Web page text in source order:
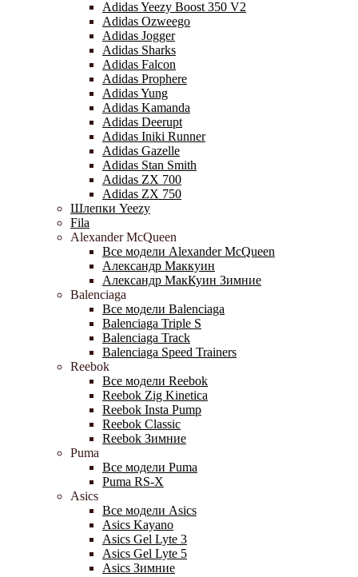
Adidas Yeezy Boost 350 V2
Adidas Ozweego
Adidas Jogger
Adidas Sharks
Adidas Falcon
Adidas Prophere
Adidas Yung
Adidas Kamanda
Adidas Deerupt
Adidas Iniki Runner
Adidas Gazelle
Adidas Stan Smith
Adidas ZX 700
Adidas ZX 750
Шлепки Yeezy
Fila
Alexander McQueen
Все модели Alexander McQueen
Александр Маккуин
Александр МакКуин Зимние
Balenciaga
Все модели Balenciaga
Balenciaga Triple S
Balenciaga Track
Balenciaga Speed Trainers
Reebok
Все модели Reebok
Reebok Zig Kinetica
Reebok Insta Pump
Reebok Classic
Reebok Зимние
Puma
Все модели Puma
Puma RS-X
Asics
Все модели Asics
Asics Kayano
Asics Gel Lyte 3
Asics Gel Lyte 5
Asics Зимние